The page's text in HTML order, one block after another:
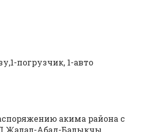
погрузчик, 1-авто
акима района с
Жалал-Абад-Балыкчы